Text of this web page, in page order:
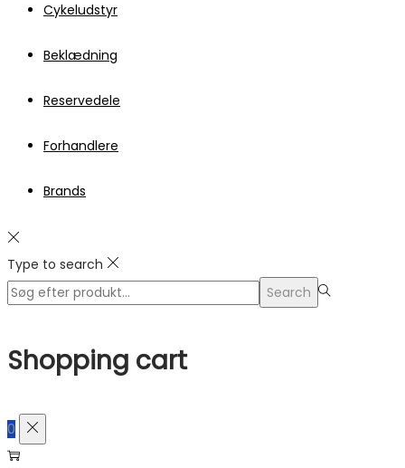
Cykeludstyr
Beklædning
Reservedele
Forhandlere
Brands
Type to search
Search
Search
Shopping cart
0